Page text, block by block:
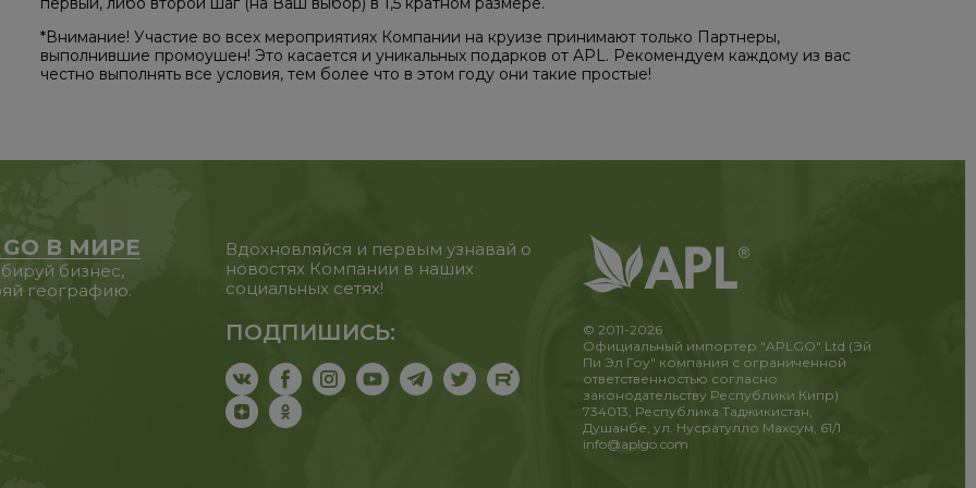
*Внимание! Участие во всех мероприятиях Компании на круизе принимают только Партнеры,
выполнившие промоушен! Это касается и уникальных подарков от APL. Рекомендуем каждому из вас
честно выполнять все условия, тем более что в этом году они такие простые!
GO В МИРЕ
бизнес,
географию.
Вдохновляйся и первым узнавай о
новостях Компании в наших
социальных сетях!
ПОДПИШИСЬ:
© 2011-2026
Официальный импортер "APLGO" Ltd (Эй
Пи Эл Гоу" компания с ограниченной
ответственностью согласно
законодательству Республики Кипр)
734013, Республика Таджикистан,
Душанбе, ул. Нусратулло Махсум, 61/1
info@aplgo.com